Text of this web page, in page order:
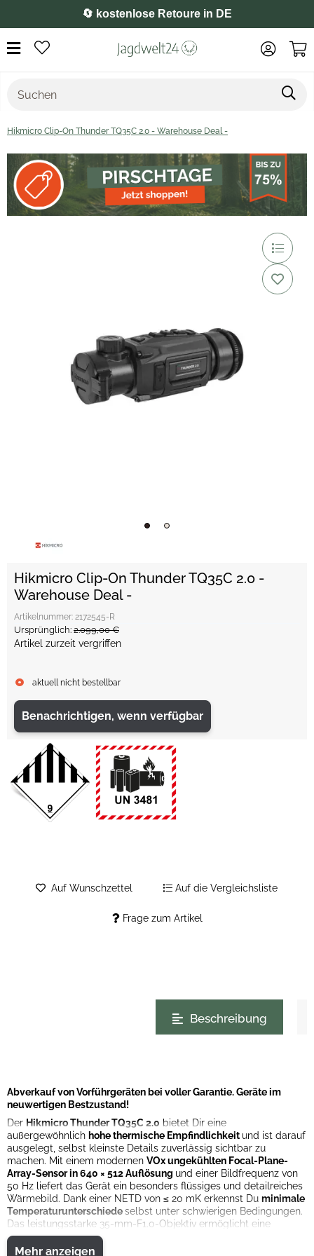
⭐️ 4,8 auf Google
Hikmicro Clip-On Thunder TQ35C 2.0 - Warehouse Deal -
Hikmicro Clip-On Thunder TQ35C 2.0 -
Warehouse Deal -
Artikelnummer: 2172545-R
Ursprünglich: 2.099,00 €
Artikel zurzeit vergriffen
aktuell nicht bestellbar
Benachrichtigen, wenn verfügbar
Frage zum Artikel
Auf Wunschzettel Auf die Vergleichsliste
Beschreibung
Abverkauf von Vorführgeräten bei voller Garantie. Geräte im
neuwertigen Bestzustand!
Der Hikmicro Thunder TQ35C 2.0 bietet Dir eine
außergewöhnlich hohe thermische Empfindlichkeitund ist darauf
ausgelegt, selbst kleinste Details zuverlässig sichtbar zu
machen. Mit einem modernen VOx ungekühlten Focal-Plane-
Array-Sensor in 640 × 512 Auflösung und einer Bildfrequenz von
50 Hz liefert das Gerät ein besonders flüssiges und detailreiches
Wärmebild. Dank einer NETD von ≤ 20 mK erkennst Du minimale
Temperaturunterschiedeselbst unter schwierigen Bedingungen.
Das leistungsstarke 35-mm-F1.0-Objektiv ermöglicht eine
beeindruckendeErkennungsreichweite von bis zu 1800 m
einem Sichtfeld von 12,52° × 10,03°. Die minimale Fokussierdistanz
Mehr anzeigen